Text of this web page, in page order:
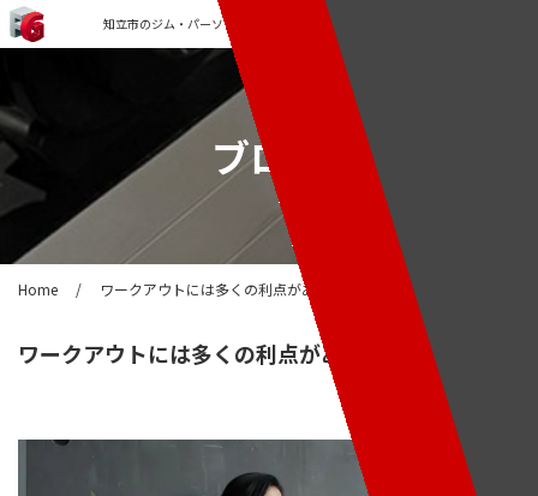
知立市のジム・パーソナルトレーニングなら「FORCE GYM」
ブログ
Home / ワークアウトには多くの利点があります。
ワークアウトには多くの利点があります。